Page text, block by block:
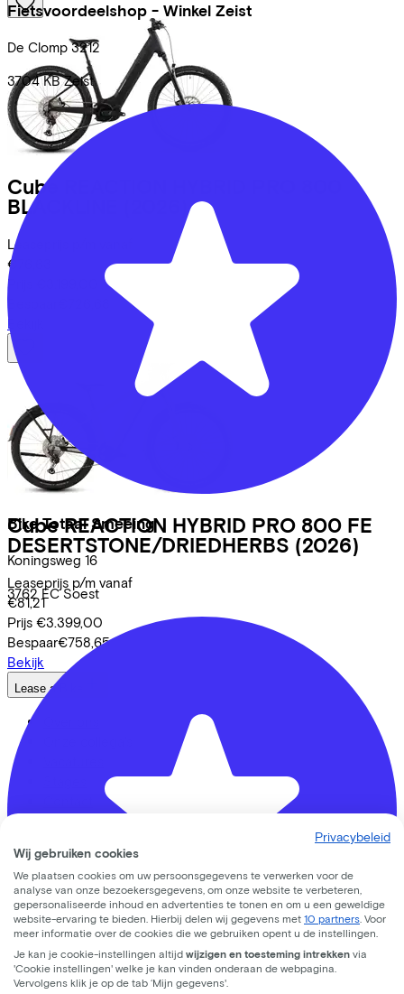
Fietsvoordeelshop - Winkel Zeist
De Clomp 3212
3704 KB Zeist
Bike Totaal Smeeing
Koningsweg 16
3762 EC Soest
Cube
BLACKLINE
Leaseprijs p/m vanaf
€76,63
Prijs
Bespaar
Cube REACTION HYBRID PRO 800 FE
DESERTSTONE/DRIEDHERBS (2026)
Leaseprijs p/m vanaf
€81,21
Prijs €3.399,00
Bespaar€758,65
Bekijk
Lease a Bike
FAQ
Security & Privacy
Trotse partner van
Privacybeleid
Wij gebruiken cookies
We plaatsen cookies om uw persoonsgegevens te verwerken voor de
analyse van onze bezoekersgegevens, om onze website te verbeteren,
gepersonaliseerde inhoud en advertenties te tonen en om u een geweldige
website-ervaring te bieden. Hierbij delen wij gegevens met 10 partners . Voor
meer informatie over de cookies die we gebruiken opent u de instellingen.
Je kan je cookie-instellingen altijd wijzigen en toesteming intrekken via
'Cookie instellingen' welke je kan vinden onderaan de webpagina.
Vervolgens klik je op de tab ‘Mijn gegevens'.